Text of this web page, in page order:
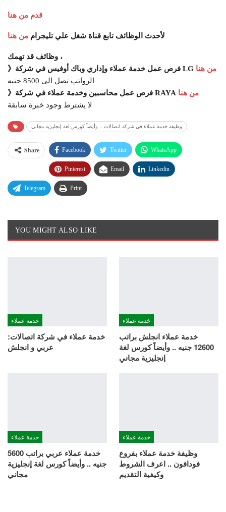
قدم من هنا
لأحدث الوظائف تابع قناة شغل علي تليجرام من هنا
وظائف قد تهمك ،
》فرص عمل خدمة عملاء وإداري وباك أوفيس في شركة LG من هنا
الرواتب تصل الى 8500 جنيه
》فرص عمل محاسبين وخدمة عملاء في شركة RAYA من هنا
لا يشترط وجود خبرة سابقة
وظيفة خدمة عملاء في شركة اتصالات .. وأيضاً كورس لغة إنجليزية مجاني
Share Facebook Twitter WhatsApp
Pinterest Email Linkedin
Telegram Print
YOU MIGHT ALSO LIKE
خدمة عملاء
خدمة عملاء في شركة اتصالات:
عربي و انجلش
خدمة عملاء
خدمة عملاء انجلش براتب
12600 جنيه .. وأيضاً كورس لغة
إنجليزية مجاني
خدمة عملاء
خدمة عملاء عربي براتب 5600
جنيه .. وأيضاً كورس لغة إنجليزية
مجاني
خدمة عملاء
وظيفة خدمة عملاء بفروع
فودافون .. اعرف الشروط
وكيفية التقديم